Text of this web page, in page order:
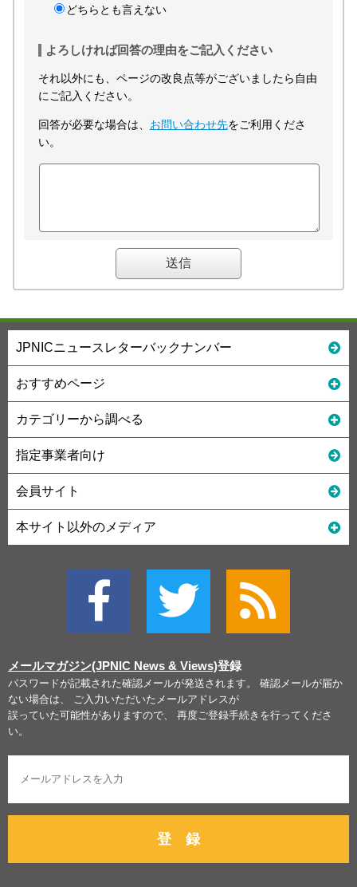
どちらとも言えない
よろしければ回答の理由をご記入ください
それ以外にも、ページの改良点等がございましたら自由
にご記入ください。
回答が必要な場合は、 お問い合わせ先をご利用くださ
い。
JPNICニュースレターバックナンバー
おすすめページ
カテゴリーから調べる
指定事業者向け
会員サイト
本サイト以外のメディア
メールマガジン(JPNIC News & Views)登録
パスワードが記載された確認メールが発送されます。 確認メールが届か
ない場合は、 ご入力いただいたメールアドレスが
誤っていた可能性がありますので、 再度ご登録手続きを行ってくださ
い。
登 録